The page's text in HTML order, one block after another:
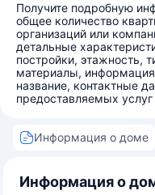
Получите подробную
общее количество
организаций или
детальные
постройки, этажность,
материалы,
название, контактные
предоставляемых услуг
Информация о доме
Информация о